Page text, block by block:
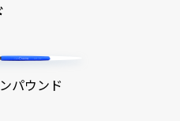
パウンド